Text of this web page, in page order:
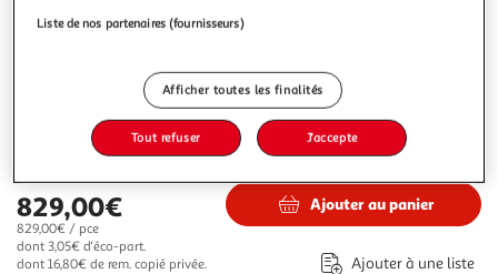
Vendu par Boulanger
Livraison dès 5/6 jours
Plus d'options
Vendu parMultishop 920,39€ 1 172,99€
829,00€
829,00€ / pce
dont 3,05€ d'éco-part.
dont 16,80€ de rem. copié privée.
Ajouter au panier
Ajouter à une liste
Liste de nos partenaires (fournisseurs)
Afficher toutes les finalités
Tout refuser J'accepte